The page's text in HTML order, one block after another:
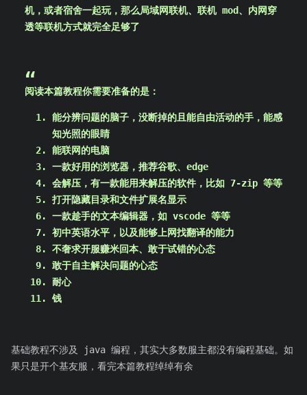
机，或者宿舍一起玩，那么局域网联机、联机 mod、内网穿
透等联机方式就完全足够了
阅读本篇教程你需要准备的是：
能分辨问题的脑子，没断掉的且能自由活动的手，能感
知光照的眼睛
能联网的电脑
一款好用的浏览器，推荐谷歌、edge
会解压，有一款能用来解压的软件，比如 7-zip 等等
打开隐藏目录和文件扩展名显示
一款趁手的文本编辑器，如 vscode 等等
初中英语水平，以及能够上网找翻译的能力
不奢求开服赚米回本、敢于试错的心态
敢于自主解决问题的心态
耐心
钱
基础教程不涉及 java 编程，其实大多数服主都没有编程基础。如
果只是开个基友服，看完本篇教程绰绰有余